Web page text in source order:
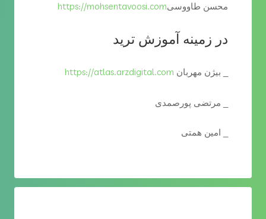
محسن طاووسیhttps://mohsentavoosi.com
در زمینه آموزش ترید
_ بیژن مهربان https://atlas.arzdigital.com
_ مرتضی پورصمدی
_ امین همتی